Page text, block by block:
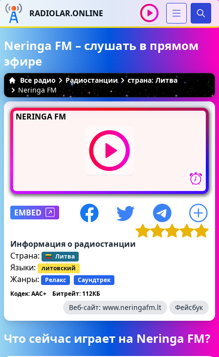
RADIOLAR.ONLINE
Neringa FM – слушать в прямом
эфире
Все радио Радиостанции
страна: Литва
Neringa FM
NERINGA FM
EMBED
Информация о радиостанции
Страна:
Литва
Языки: литовский
Жанры: Релакс
Саундтрек
Кодек: AAC+
Битрейт: 112КБ
Веб-сайт: www.neringafm.lt Фейсбук
Что сейчас играет на Neringa FM?